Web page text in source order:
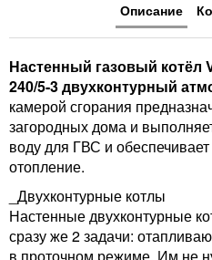
Описание
Настенный газовый котёл
240/5-3 двухконтурный
камерой сгорания
загородных дома и
воду для ГВС и
отопление.
_Двухконтурные котлы
Настенные двухконтурные
сразу же 2 задачи: